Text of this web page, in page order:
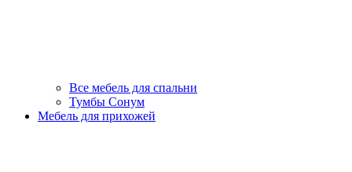
Все мебель для спальни
Тумбы Сонум
Мебель для прихожей